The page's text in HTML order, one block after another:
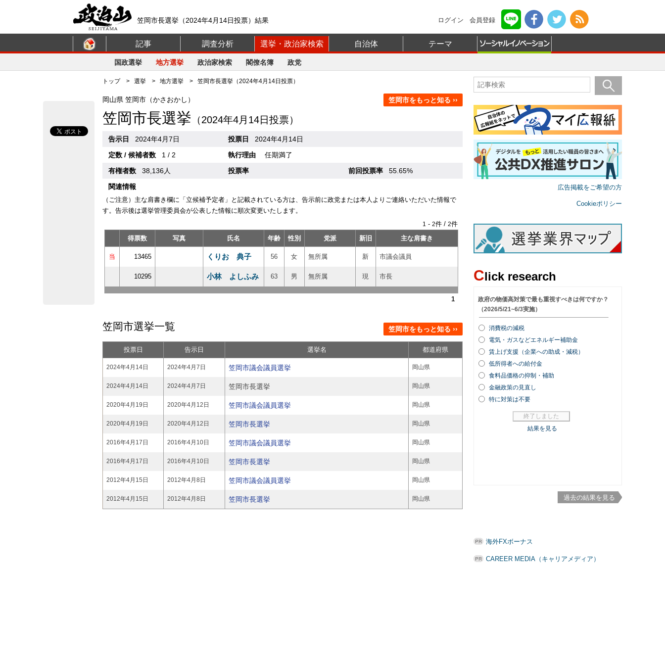
笠岡市長選挙（2024年4月14日投票）結果 ログイン 会員登録
記事 調査分析 選挙・政治家検索 自治体 テーマ
国政選挙 地方選挙 政治家検索 閣僚名簿 政党
トップ> 選挙 > 地方選挙 > 笠岡市長選挙（2024年4月14日投票）
笠岡市をもっと知る ››
岡山県 笠岡市（かさおかし）
笠岡市長選挙 （2024年4月14日投票）
告示日 2024年4月7日 投票日
2024年4月14日
定数 / 候補者数
1 / 2 執行理由
任期満了
有権者数
38,136人 投票率 前回投票率
55.65%
関連情報
（ご注意）主な肩書き欄に「立候補予定者」と記載されている方は、告示前に政党または本人よりご連絡いただいた情報で
す。告示後は選挙管理委員会が公表した情報に順次変更いたします。
1 - 2件 / 2件
得票数
写真 氏名 年齢 性別 党派 新旧 主な肩書き
当 13465 くりお 典子 56 女 無所属 新 市議会議員
10295 小林 よしふみ 63 男 無所属 現 市長
1
笠岡市選挙一覧 笠岡市をもっと知る ››
投票日 告示日 選挙名 都道府県
2024年4月14日 2024年4月7日 笠岡市議会議員選挙 岡山県
2024年4月14日 2024年4月7日 笠岡市長選挙 岡山県
2020年4月19日 2020年4月12日 笠岡市議会議員選挙 岡山県
2020年4月19日 2020年4月12日 笠岡市長選挙 岡山県
2016年4月17日 2016年4月10日 笠岡市議会議員選挙 岡山県
2016年4月17日 2016年4月10日 笠岡市長選挙 岡山県
2012年4月15日 2012年4月8日 笠岡市議会議員選挙 岡山県
2012年4月15日 2012年4月8日 笠岡市長選挙 岡山県
広告掲載をご希望の方
Cookieポリシー
Click research
過去の結果を見る
海外FXボーナス
CAREER MEDIA（キャリアメディア）